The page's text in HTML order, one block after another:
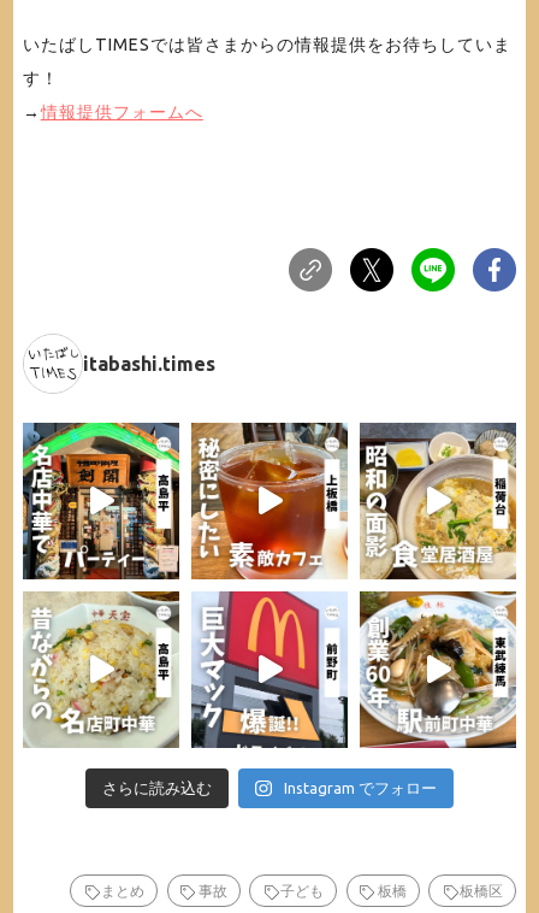
いたばしTIMESでは皆さまからの情報提供をお待ちしていま
す！
→情報提供フォームへ
itabashi.times
さらに読み込む Instagram でフォロー
まとめ 事故 子ども 板橋 板橋区